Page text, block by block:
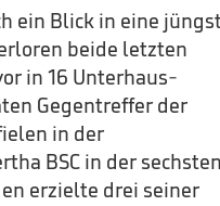
ein Blick in eine
beide letzten
in 16 Unterhaus-
Gegentreffer der
in der
BSC in der sechsten
erzielte drei seiner